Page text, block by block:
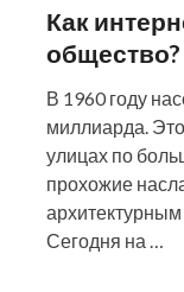
Как
общество?
В 1960 году
миллиарда. Это
улицах по
прохожие
Сегодня на …